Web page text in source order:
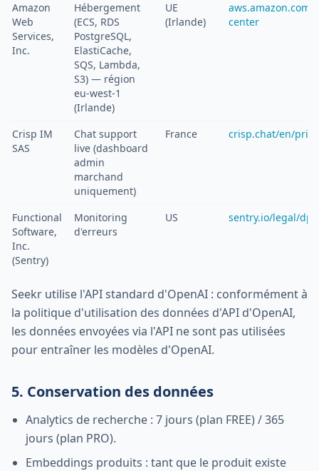
Amazon
Web
Services,
Inc.
Hébergement
(ECS, RDS
PostgreSQL,
ElastiCache,
SQS, Lambda,
S3) — région
eu-west-1
(Irlande)
UE
(Irlande)
center
Crisp IM
SAS
Chat support
live (dashboard
admin
marchand
uniquement)
France crisp.chat/en/
Functional
Software,
Inc.
(Sentry)
Monitoring
d'erreurs
US sentry.io/legal/dpa
Seekr utilise l'API standard d'OpenAI : conformément à
la politique d'utilisation des données d'API d'OpenAI,
les données envoyées via l'API ne sont pas utilisées
pour entraîner les modèles d'OpenAI.
5. Conservation des données
Analytics de recherche : 7 jours (plan FREE) / 365
jours (plan PRO).
Embeddings produits : tant que le produit existe